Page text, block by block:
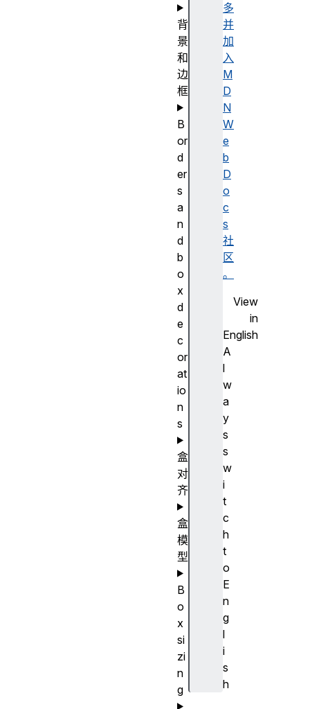
多
并
加
入
M
D
N
W
e
b
D
o
c
s
社
区
。
View
in
English
A
l
w
a
y
s
s
w
i
t
c
h
t
o
E
n
g
l
i
s
h
背
景
和
边
框
B
or
d
er
s
a
n
d
b
o
x
d
e
c
or
at
io
n
s
盒
对
齐
盒
模
型
B
o
x
si
zi
n
g